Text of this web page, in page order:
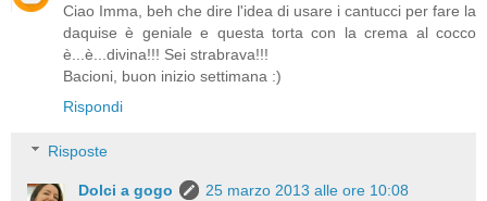
Ciao Imma, beh che dire l'idea di usare i cantucci per fare la
daquise è geniale e questa torta con la crema al cocco
è...è...divina!!! Sei strabrava!!!
Bacioni, buon inizio settimana :)
Rispondi
Risposte
Dolci a gogo
25 marzo 2013 alle ore 10:08